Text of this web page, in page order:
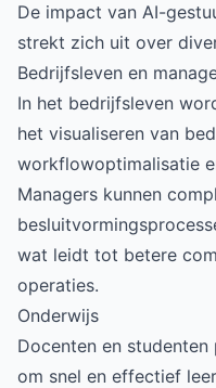
De impact van AI-
strekt zich uit over
Bedrijfsleven en
In het bedrijfsleven
het visualiseren van
workflowoptimalisatie
Managers kunnen
wat leidt tot betere
operaties.
Onderwijs
Docenten en
om snel en effectief